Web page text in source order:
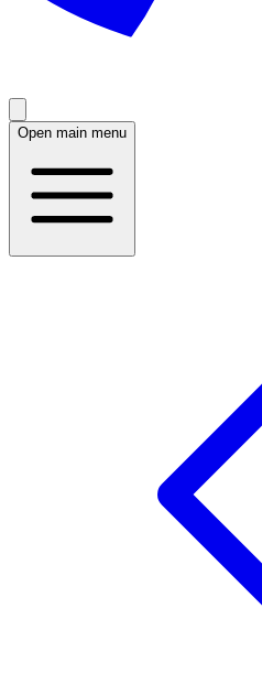
Open main menu